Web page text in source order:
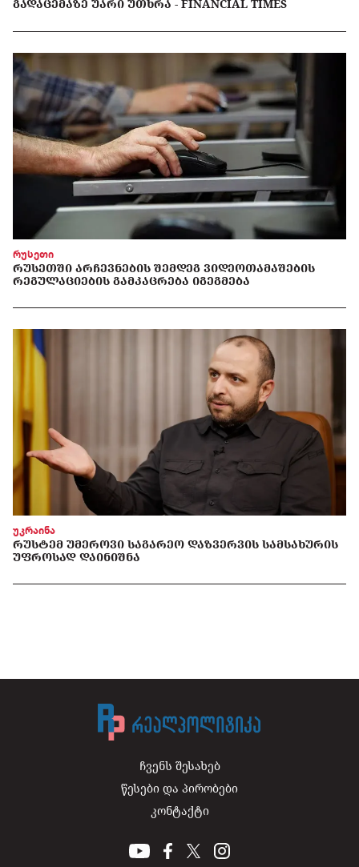
ᲒᲐᲓᲐᲪᲔᲛᲐᲖᲔ ᲣᲐᲠᲘ ᲣᲗᲮᲠᲐ - FINANCIAL TIMES
რუსეთი
ᲠᲣᲡᲔᲗᲨᲘ ᲐᲠᲩᲔᲕᲜᲔᲑᲘᲡ ᲨᲔᲛᲓᲔᲒ ᲕᲘᲓᲔᲝᲗᲐᲛᲐᲨᲔᲑᲘᲡ
ᲠᲔᲒᲣᲚᲐᲪᲘᲔᲑᲘᲡ ᲒᲐᲛᲙᲐᲪᲠᲔᲑᲐ ᲘᲒᲔᲒᲛᲔᲑᲐ
უკრაინა
ᲠᲣᲡᲢᲔᲛ ᲣᲛᲔᲠᲝᲕᲘ ᲡᲐᲒᲐᲠᲔᲝ ᲓᲐᲖᲕᲔᲠᲕᲘᲡ ᲡᲐᲛᲡᲐᲮᲣᲠᲘᲡ
ᲣᲤᲠᲝᲡᲐᲓ ᲓᲐᲘᲜᲘᲨᲜᲐ
ჩვენს შესახებ
წესები და პირობები
კონტაქტი